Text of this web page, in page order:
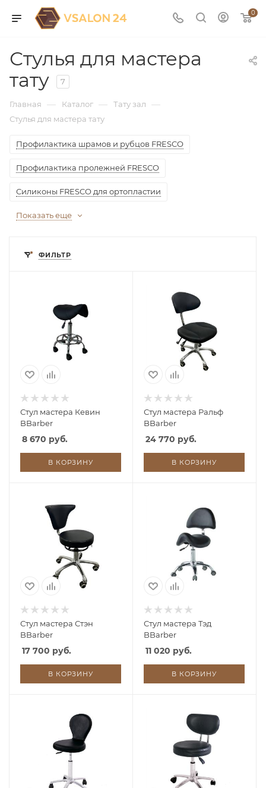
0
Стулья для мастера
тату
7
Главная — Каталог — Тату зал —
Стулья для мастера тату
Профилактика шрамов и рубцов FRESCO
Профилактика пролежней FRESCO
Силиконы FRESCO для ортопластии
Показать еще
ФИЛЬТР
Стул мастера Кевин
BBarber
8 670 руб.
В КОРЗИНУ
Стул мастера Ральф
BBarber
24 770 руб.
В КОРЗИНУ
Стул мастера Стэн
BBarber
17 700 руб.
В КОРЗИНУ
Стул мастера Тэд
BBarber
11 020 руб.
В КОРЗИНУ